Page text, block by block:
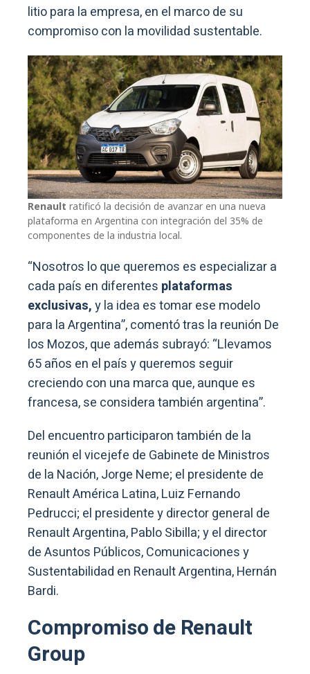
litio para la empresa, en el marco de su
compromiso con la movilidad sustentable.
Renault ratificó la decisión de avanzar en una nueva
plataforma en Argentina con integración del 35% de
componentes de la industria local.
“Nosotros lo que queremos es especializar a
cada país en diferentes plataformas
exclusivas,y la idea es tomar ese modelo
para la Argentina”, comentó tras la reunión De
los Mozos, que además subrayó: “Llevamos
65 años en el país y queremos seguir
creciendo con una marca que, aunque es
francesa, se considera también argentina”.
Del encuentro participaron también de la
reunión el vicejefe de Gabinete de Ministros
de la Nación, Jorge Neme; el presidente de
Renault América Latina, Luiz Fernando
Pedrucci; el presidente y director general de
Renault Argentina, Pablo Sibilla; y el director
de Asuntos Públicos, Comunicaciones y
Sustentabilidad en Renault Argentina, Hernán
Bardi.
Compromiso de Renault
Group